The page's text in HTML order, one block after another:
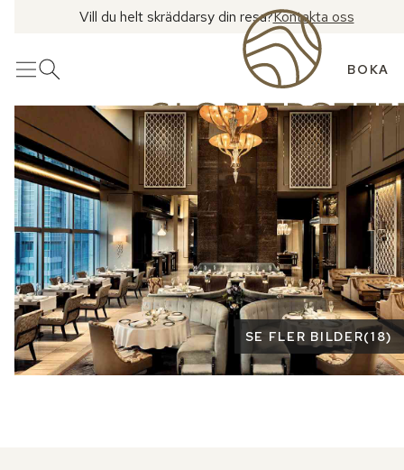
Vill du helt skräddarsy din resa?Kontakta oss
MenyÖppna sök BOKA
Se fler bilder
SE FLER BILDER(18)